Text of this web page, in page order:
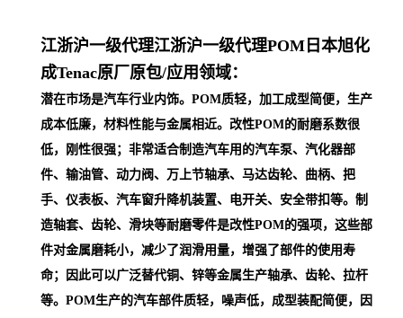
江浙沪一级代理江浙沪一级代理POM日本旭化
成Tenac原厂原包/应用领域：
潜在市场是汽车行业内饰。POM质轻，加工成型简便，生产
成本低廉，材料性能与金属相近。改性POM的耐磨系数很
低，刚性很强；非常适合制造汽车用的汽车泵、汽化器部
件、输油管、动力阀、万上节轴承、马达齿轮、曲柄、把
手、仪表板、汽车窗升降机装置、电开关、安全带扣等。制
造轴套、齿轮、滑块等耐磨零件是改性POM的强项，这些部
件对金属磨耗小，减少了润滑用量，增强了部件的使用寿
命；因此可以广泛替代铜、锌等金属生产轴承、齿轮、拉杆
等。POM生产的汽车部件质轻，噪声低，成型装配简便，因